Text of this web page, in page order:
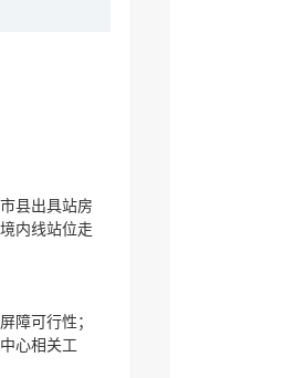
县出具站房
内线站位走
障可行性；
心相关工